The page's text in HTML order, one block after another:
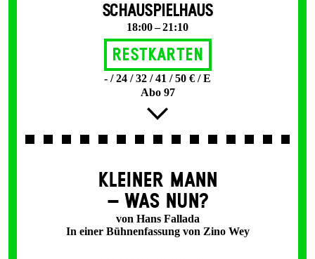
SCHAUSPIELHAUS
18:00 – 21:10
Restkarten
- / 24 / 32 / 41 / 50 € / E
Abo 97
KLEINER MANN
– WAS NUN?
von Hans Fallada
In einer Bühnenfassung von Zino Wey